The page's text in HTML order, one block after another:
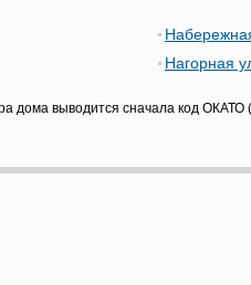
Нагорная
дома выводится сначала код